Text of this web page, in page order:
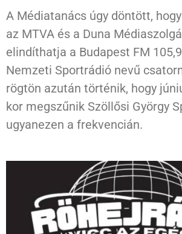
A Médiatanács úgy döntött,
az MTVA és a Duna
elindíthatja a Budapest FM
Nemzeti Sportrádió nevű
rögtön azután történik, hogy
kor megszűnik Szöllősi György
ugyanezen a frekvencián.